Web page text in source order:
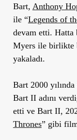
Bart, Anthony
ile “Legends of
devam etti. Hatta
Myers ile birlikte
yakaladı.
Bart 2000
Bart II adını
etti ve Bart II,
Thrones” gibi